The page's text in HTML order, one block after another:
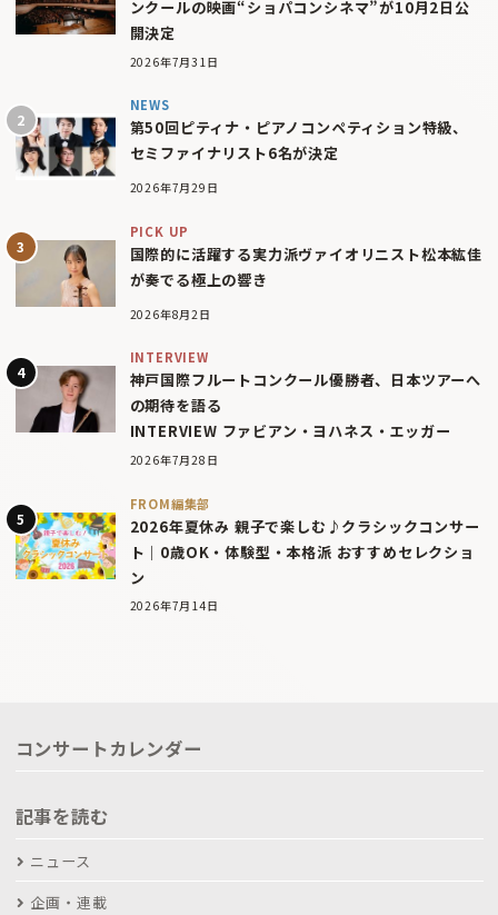
ンクールの映画“ショパコンシネマ”が10月2日公
開決定
2026年7月31日
NEWS
第50回ピティナ・ピアノコンペティション特級、
セミファイナリスト6名が決定
2026年7月29日
PICK UP
国際的に活躍する実力派ヴァイオリニスト松本紘佳
が奏でる極上の響き
2026年8月2日
INTERVIEW
神戸国際フルートコンクール優勝者、日本ツアーへ
の期待を語る
INTERVIEW ファビアン・ヨハネス・エッガー
2026年7月28日
FROM編集部
2026年夏休み 親子で楽しむ♪クラシックコンサー
ト｜0歳OK・体験型・本格派 おすすめセレクショ
ン
2026年7月14日
コンサートカレンダー
記事を読む
ニュース
企画・連載